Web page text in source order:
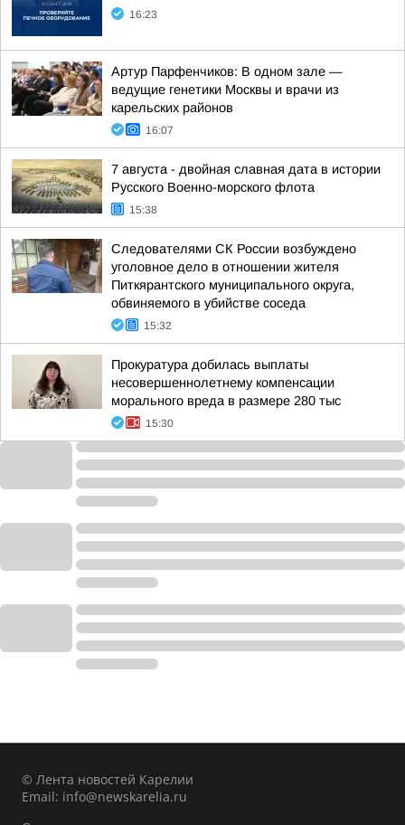
16:23
Артур Парфенчиков: В одном зале —
ведущие генетики Москвы и врачи из
карельских районов
16:07
7 августа - двойная славная дата в истории
Русского Военно-морского флота
15:38
Следователями СК России возбуждено
уголовное дело в отношении жителя
Питкярантского муниципального округа,
обвиняемого в убийстве соседа
15:32
Прокуратура добилась выплаты
несовершеннолетнему компенсации
морального вреда в размере 280 тыс
15:30
© Лента новостей Карелии
Email: info@newskarelia.ru